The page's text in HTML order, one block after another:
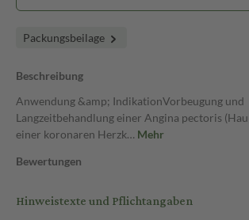
Packungsbeilage
Beschreibung
Anwendung &amp; IndikationVorbeugung und
Langzeitbehandlung einer Angina pectoris
einer koronaren Herzk… Mehr
Bewertungen
Hinweistexte und Pflichtangaben